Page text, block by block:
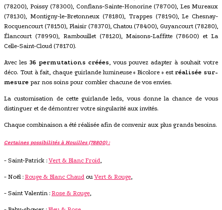
(78200), Poissy (78300), Conflans-Sainte-Honorine (78700), Les Mureaux
(78130), Montigny-le-Bretonneux (78180), Trappes (78190), Le Chesnay-
Rocquencourt (78150), Plaisir (78370), Chatou (78400), Guyancourt (78280),
Élancourt (78990), Rambouillet (78120), Maisons-Laffitte (78600) et La
Celle-Saint-Cloud (78170).
Avec les 36 permutations créées, vous pouvez adapter à souhait votre
déco. Tout à fait, chaque guirlande lumineuse « Bicolore » est réalisée sur-
mesure par nos soins pour combler chacune de vos envies.
La customisation de cette guirlande leds, vous donne la chance de vous
distinguer et de démontrer votre singularité aux invités.
Chaque combinaison a été réalisée afin de convenir aux plus grands besoins.
Certaines possibilités à Houilles (78800) :
- Saint-Patrick : Vert & Blanc Froid,
- Noël : Rouge & Blanc Chaud ou Vert & Rouge,
- Saint Valentin : Rose & Rouge,